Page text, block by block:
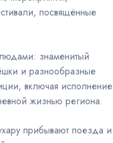
посвящённые
знаменитый
и разнообразные
включая исполнение
жизнью региона.
прибывают поезда и